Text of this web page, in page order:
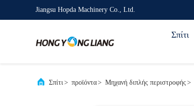
Jiangsu Hopda Machinery Co., Ltd.
Σπίτι
Σπίτι> προϊόντα> Μηχανή διπλής περιστροφής >